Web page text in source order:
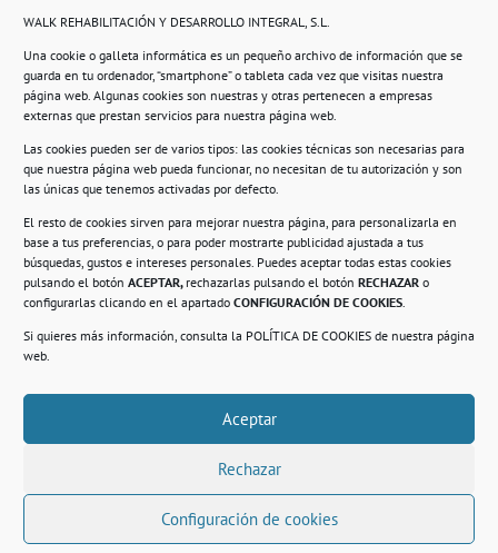
WALK REHABILITACIÓN Y DESARROLLO INTEGRAL, S.L.
Una cookie o galleta informática es un pequeño archivo de información que se
guarda en tu ordenador, “smartphone” o tableta cada vez que visitas nuestra
página web. Algunas cookies son nuestras y otras pertenecen a empresas
externas que prestan servicios para nuestra página web.
Las cookies pueden ser de varios tipos: las cookies técnicas son necesarias para
que nuestra página web pueda funcionar, no necesitan de tu autorización y son
las únicas que tenemos activadas por defecto.
El resto de cookies sirven para mejorar nuestra página, para personalizarla en
base a tus preferencias, o para poder mostrarte publicidad ajustada a tus
búsquedas, gustos e intereses personales. Puedes aceptar todas estas cookies
pulsando el botón ACEPTAR, rechazarlas pulsando el botón RECHAZAR o
configurarlas clicando en el apartado CONFIGURACIÓN DE COOKIES.
Si quieres más información, consulta la POLÍTICA DE COOKIES de nuestra página
web.
Aceptar
Rechazar
Configuración de cookies
Información
Compromiso con la protección de datos
Política de Cookies.
© 2021. Realizado en el Centro de Rehabilitación